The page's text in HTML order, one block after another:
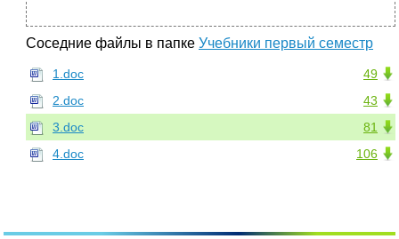
Соседние файлы в папке Учебники первый семестр
49
1.doc
43
2.doc
81
3.doc
106
4.doc